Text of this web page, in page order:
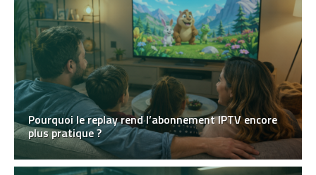
Pourquoi le replay rend l’abonnement IPTV encore
plus pratique ?